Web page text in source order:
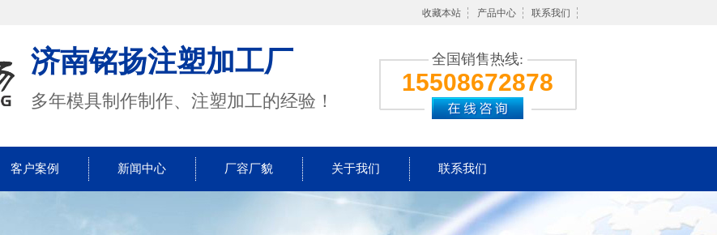
收藏本站 产品中心 联系我们
济南铭扬注塑加工厂
多年模具制作制作、注塑加工的经验！
全国销售热线:
15508672878
客户案例 新闻中心 厂容厂貌 关于我们 联系我们